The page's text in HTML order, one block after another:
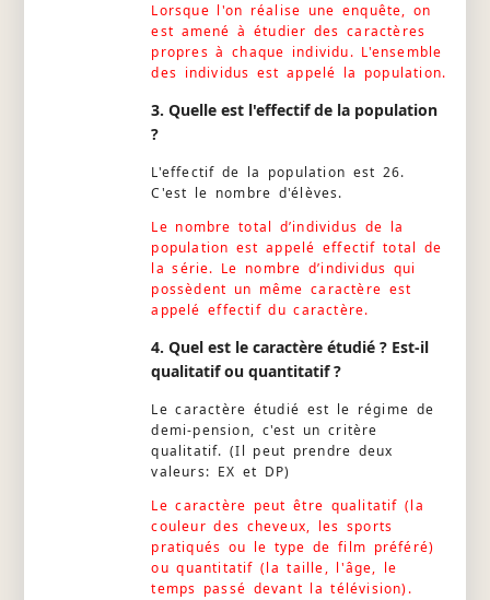
Lorsque l'on réalise une enquête, on
est amené à étudier des caractères
propres à chaque individu. L'ensemble
des individus est appelé la population.
3. Quelle est l'effectif de la population
?
L'effectif de la population est 26.
C'est le nombre d'élèves.
Le nombre total d’individus de la
population est appelé effectif total de
la série. Le nombre d’individus qui
possèdent un même caractère est
appelé effectif du caractère.
4. Quel est le caractère étudié ? Est-il
qualitatif ou quantitatif ?
Le caractère étudié est le régime de
demi-pension, c'est un critère
qualitatif. (Il peut prendre deux
valeurs: EX et DP)
Le caractère peut être qualitatif (la
couleur des cheveux, les sports
pratiqués ou le type de film préféré)
ou quantitatif (la taille, l'âge, le
temps passé devant la télévision).